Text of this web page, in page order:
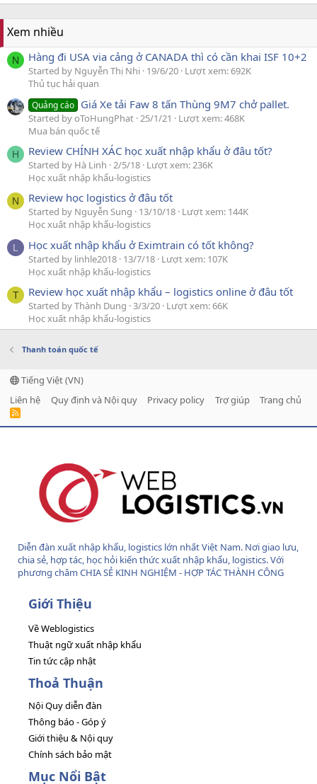
Xem nhiều
N Hàng đi USA via cảng ở CANADA thì có cần khai ISF 10+2
Started by Nguyễn Thị Nhi 19/6/20 Lượt xem: 692K
Thủ tục hải quan
Quảng cáo Giá Xe tải Faw 8 tấn Thùng 9M7 chở pallet.
Started by oToHungPhat 25/1/21
Lượt xem: 468K
Mua bán quốc tế
H Review CHÍNH XÁC học xuất nhập khẩu ở đâu tốt?
Started by Hà Linh 2/5/18 Lượt xem: 236K
Học xuất nhập khẩu-logistics
N Review học logistics ở đâu tốt
Started by Nguyễn Sung 13/10/18 Lượt xem: 144K
Học xuất nhập khẩu-logistics
L Học xuất nhập khẩu ở Eximtrain có tốt không?
Started by linhle2018 13/7/18 Lượt xem: 107K
Học xuất nhập khẩu-logistics
T Review học xuất nhập khẩu – logistics online ở đâu tốt
Started by Thành Dung 3/3/20 Lượt xem: 66K
Học xuất nhập khẩu-logistics
Thanh toán quốc tế
Tiếng Việt (VN)
Liên hệ
Quy định và Nội quy Privacy policy Trợ giúp Trang chủ
R
Diễn đàn xuất nhập khẩu, logistics lớn nhất Việt Nam. Nơi giao lưu,
chia sẻ, hợp tác, học hỏi kiến thức xuất nhập khẩu, logistics. Với
phương châm CHIA SẺ KINH NGHIỆM - HỢP TÁC THÀNH CÔNG
Giới Thiệu
Về Weblogistics
Thuật ngữ xuất nhập khẩu
Tin tức cập nhật
Thoả Thuận
Nội Quy diễn đàn
Thông báo - Góp ý
Giới thiệu & Nội quy
Chính sách bảo mật
Mục Nổi Bật